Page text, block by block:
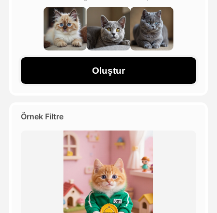
Tüm şablonları görüntüle
Blog
Oluştur
Örnek Filtre